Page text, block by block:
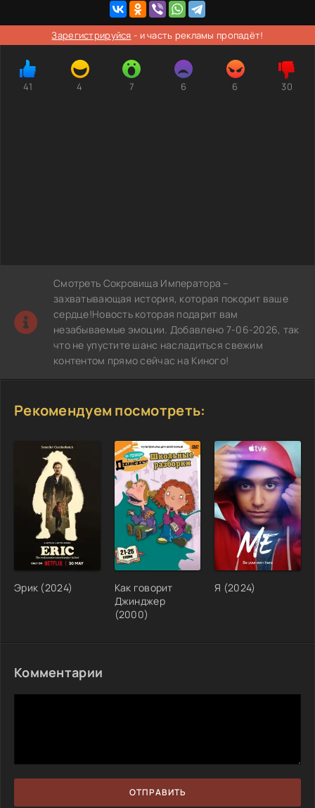
Зарегистрируйся - и часть рекламы пропадёт!
41 4 7 6 6 30
Смотреть Сокровища Императора –
захватывающая история, которая покорит ваше
сердце!Новость которая подарит вам
незабываемые эмоции. Добавлено 7-06-2026, так
что не упустите шанс насладиться свежим
контентом прямо сейчас на Киного!
Рекомендуем посмотреть:
Эрик (2024)
Как говорит
Джинджер
(2000)
Я (2024)
Комментарии
ОТПРАВИТЬ